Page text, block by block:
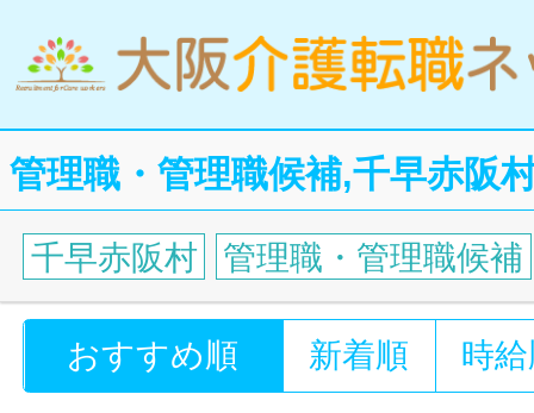
管理職・管理職候補,千早赤阪
千早赤阪村 管理職・管理職候補
おすすめ順 新着順 時